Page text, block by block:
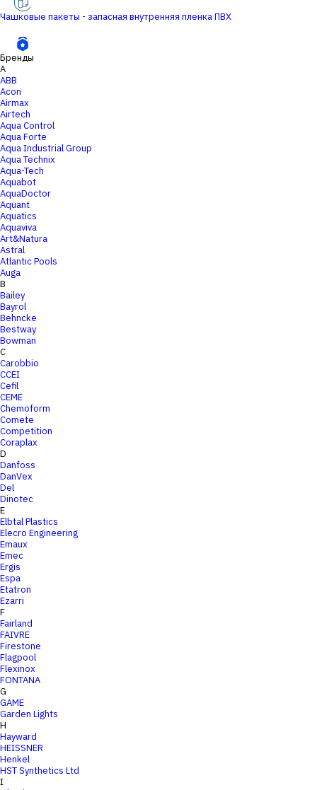
Чашковые пакеты - запасная внутренняя пленка ПВХ
Бренды
A
ABB
Acon
Airmax
Airtech
Aqua Control
Aqua Forte
Aqua Industrial Group
Aqua Technix
Aqua-Tech
Aquabot
AquaDoctor
Aquant
Aquatics
Aquaviva
Art&Natura
Astral
Atlantic Pools
Auga
B
Bailey
Bayrol
Behncke
Bestway
Bowman
C
Carobbio
CCEI
Cefil
CEME
Chemoform
Comete
Competition
Coraplax
D
Danfoss
DanVex
Del
Dinotec
E
Elbtal Plastics
Elecro Engineering
Emaux
Emec
Ergis
Espa
Etatron
Ezarri
F
Fairland
FAIVRE
Firestone
Flagpool
Flexinox
FONTANA
G
GAME
Garden Lights
H
Hayward
HEISSNER
Henkel
HST Synthetics Ltd
I